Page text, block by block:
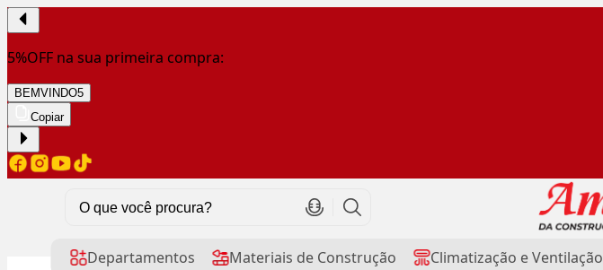
5%OFF na sua primeira compra:
BEMVINDO5
Copiar
Departamentos Materiais de Construção Climatização e Ventilação